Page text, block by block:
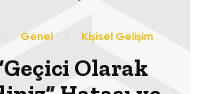
Genel Kişisel Gelişim
Olarak